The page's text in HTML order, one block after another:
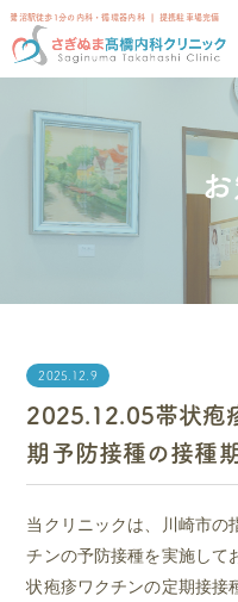
鷺沼駅徒歩1分の内科・循環器内科 ❘ 提携駐車場完備
2025.12.9
2025.12.05帯状疱
期予防接種の接種
当クリニックは、川崎市の
チンの予防接種を実施して
状疱疹ワクチンの定期接接